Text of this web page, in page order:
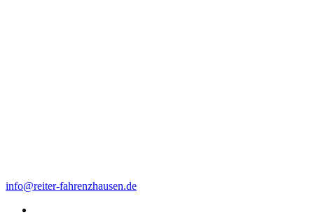
info@reiter-fahrenzhausen.de